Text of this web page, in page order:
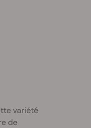
variété
de